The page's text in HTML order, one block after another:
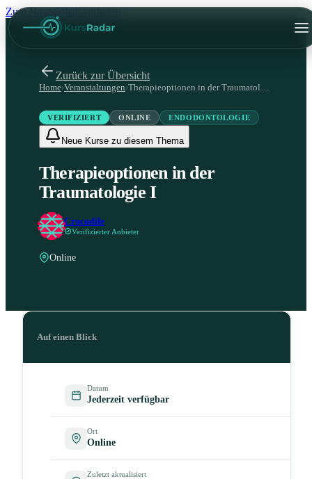
Zum Hauptinhalt springen
Zurück zur Übersicht
Home›Veranstaltungen› Therapieoptionen in der Traumatologie I
VERIFIZIERT ONLINE ENDODONTOLOGIE
Neue Kurse zu diesem Thema
Therapieoptionen in der
Traumatologie I
Crocodile
Verifizierter Anbieter
Online
Auf einen Blick
Datum
Jederzeit verfügbar
Ort
Online
Zuletzt aktualisiert